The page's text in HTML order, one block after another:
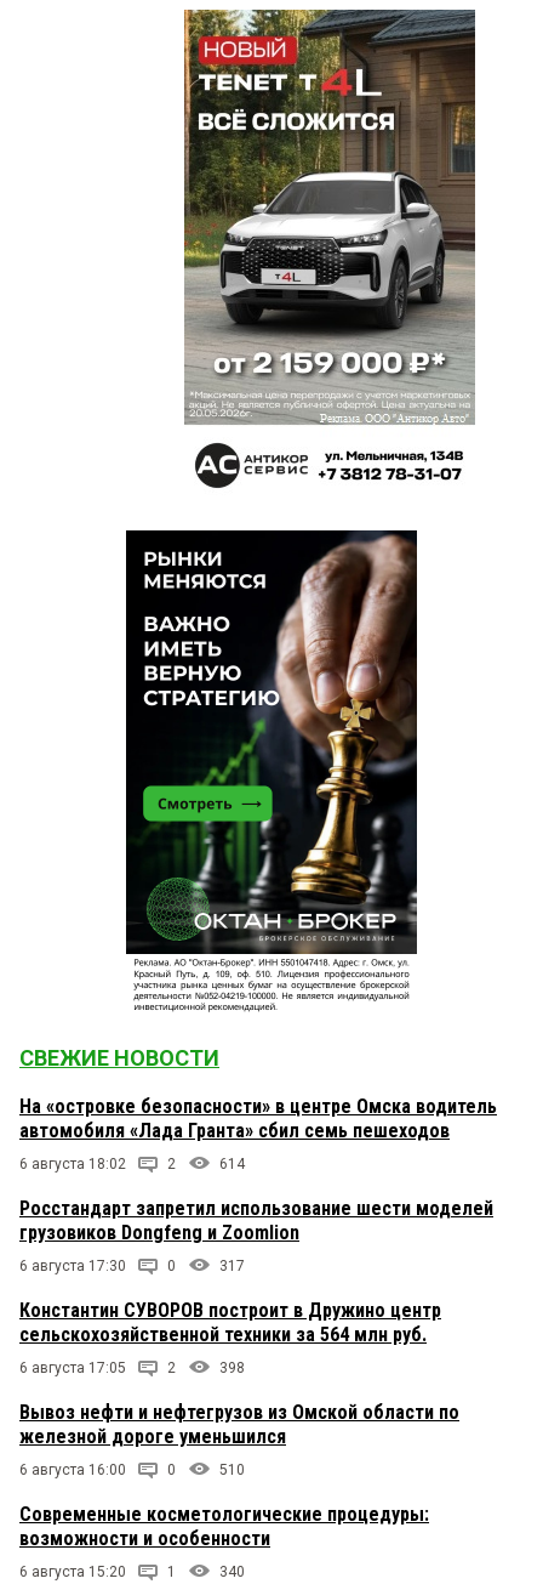
СВЕЖИЕ НОВОСТИ
На «островке безопасности» в центре Омска водитель
автомобиля «Лада Гранта» сбил семь пешеходов
6 августа 18:02 2 614
Росстандарт запретил использование шести моделей
грузовиков Dongfeng и Zoomlion
6 августа 17:30 0 317
Константин СУВОРОВ построит в Дружино центр
сельскохозяйственной техники за 564 млн руб.
6 августа 17:05 2 398
Вывоз нефти и нефтегрузов из Омской области по
железной дороге уменьшился
6 августа 16:00 0 510
Современные косметологические процедуры:
возможности и особенности
6 августа 15:20 1 340